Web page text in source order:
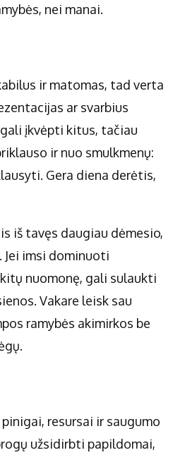
nei manai.
ir matomas, tad verta
ar svarbius
įkvėpti kitus, tačiau
ir nuo smulkmenų:
Gera diena derėtis,
iš tavęs daugiau dėmesio,
Jei imsi dominuoti
nuomonę, gali sulaukti
Vakare leisk sau
ramybės akimirkos be
resursai ir saugumo
užsidirbti papildomai,